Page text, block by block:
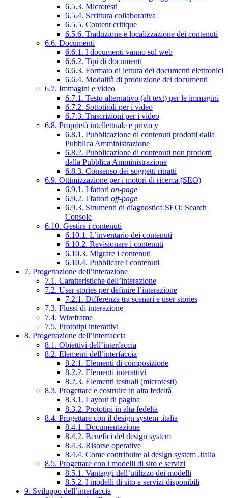
6.5.3. Microtesti
6.5.4. Scrittura collaborativa
6.5.5. Content critique
6.5.6. Traduzione e localizzazione dei contenuti
6.6. Documenti
6.6.1. I documenti vanno sul web
6.6.2. Tipi di documenti
6.6.3. Formato di lettura dei documenti elettronici
6.6.4. Modalità di produzione dei documenti
6.7. Immagini e video
6.7.1. Testo alternativo (alt text) per le immagini
6.7.2. Sottotitoli per i video
6.7.3. Trascrizioni per i video
6.8. Proprietà intellettuale e privacy
6.8.1. Pubblicazione di contenuti prodotti dalla
Pubblica Amministrazione
6.8.2. Pubblicazione di contenuti non prodotti
dalla Pubblica Amministrazione
6.8.3. Consenso dei soggetti ritratti
6.9. Ottimizzazione per i motori di ricerca (SEO)
6.9.1. I fattori on-page
6.9.2. I fattori off-page
6.9.3. Strumenti di diagnostica SEO: Search
Console
6.10. Gestire i contenuti
6.10.1. L’inventario dei contenuti
6.10.2. Revisionare i contenuti
6.10.3. Migrare i contenuti
6.10.4. Pubblicare i contenuti
7. Progettazione dell’interazione
7.1. Caratteristiche dell’interazione
7.2. User stories per definire l’interazione
7.2.1. Differenza tra scenari e user stories
7.3. Flussi di interazione
7.4. Wireframe
7.5. Prototipi interattivi
8. Progettazione dell’interfaccia
8.1. Obiettivi dell’interfaccia
8.2. Elementi dell’interfaccia
8.2.1. Elementi di composizione
8.2.2. Elementi interattivi
8.2.3. Elementi testuali (microtesti)
8.3. Progettare e costruire in alta fedeltà
8.3.1. Layout di pagina
8.3.2. Prototipi in alta fedeltà
8.4. Progettare con il design system .italia
8.4.1. Documentazione
8.4.2. Benefici del design system
8.4.3. Risorse operative
8.4.4. Come contribuire al design system .italia
8.5. Progettare con i modelli di sito e servizi
8.5.1. Vantaggi dell’utilizzo dei modelli
8.5.2. I modelli di sito e servizi disponibili
9. Sviluppo dell’interfaccia